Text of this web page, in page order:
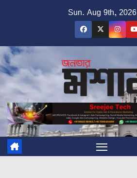
Sun. Aug 9th, 2026